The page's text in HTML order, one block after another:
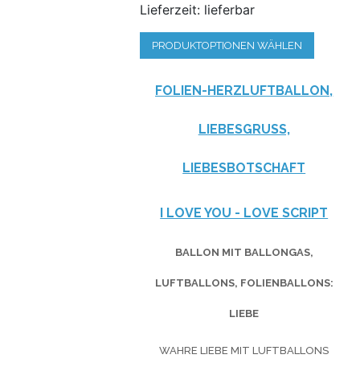
Lieferzeit: lieferbar
PRODUKTOPTIONEN WÄHLEN
FOLIEN-HERZLUFTBALLON,
LIEBESGRUSS, L
IEBESBOTSCHAFT
I LOVE YOU - LOVE SCRIPT
BALLON MIT BALLONGAS,
LUFTBALLONS, FOLIENBALLONS:
LIEBE
WAHRE LIEBE MIT LUFTBALLONS